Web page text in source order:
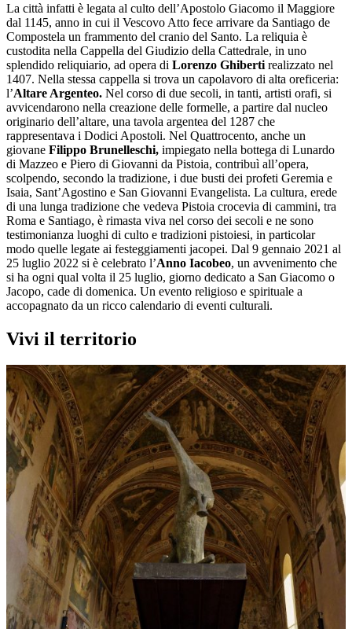
La città infatti è legata al culto dell’Apostolo Giacomo il Maggiore
dal 1145, anno in cui il Vescovo Atto fece arrivare da Santiago de
Compostela un frammento del cranio del Santo. La reliquia è
custodita nella Cappella del Giudizio della Cattedrale, in uno
splendido reliquiario, ad opera di Lorenzo Ghiberti realizzato nel
1407. Nella stessa cappella si trova un capolavoro di alta oreficeria:
l’Altare Argenteo. Nel corso di due secoli, in tanti, artisti orafi, si
avvicendarono nella creazione delle formelle, a partire dal nucleo
originario dell’altare, una tavola argentea del 1287 che
rappresentava i Dodici Apostoli. Nel Quattrocento, anche un
giovane Filippo Brunelleschi, impiegato nella bottega di Lunardo
di Mazzeo e Piero di Giovanni da Pistoia, contribuì all’opera,
scolpendo, secondo la tradizione, i due busti dei profeti Geremia e
Isaia, Sant’Agostino e San Giovanni Evangelista. La cultura, erede
di una lunga tradizione che vedeva Pistoia crocevia di cammini, tra
Roma e Santiago, è rimasta viva nel corso dei secoli e ne sono
testimonianza luoghi di culto e tradizioni pistoiesi, in particolar
modo quelle legate ai festeggiamenti jacopei. Dal 9 gennaio 2021 al
25 luglio 2022 si è celebrato l’Anno Iacobeo, un avvenimento che
si ha ogni qual volta il 25 luglio, giorno dedicato a San Giacomo o
Jacopo, cade di domenica. Un evento religioso e spirituale a
accopagnato da un ricco calendario di eventi culturali.
Vivi il territorio